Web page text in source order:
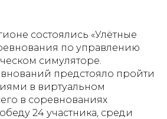
состоялись «Улётные
по управлению
симуляторе.
предстояло пройти
в виртуальном
в соревнованиях
24 участника, среди